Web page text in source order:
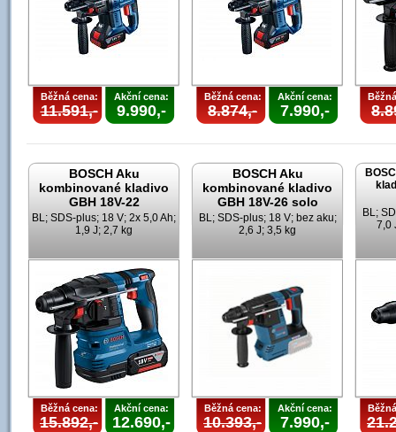
Běžná cena:
11.591,-
Akční cena:
9.990,-
Běžná cena:
8.874,-
Akční cena:
7.990,-
BOSCH Aku
kombinované kladivo
GBH 18V-22
BL; SDS-plus; 18 V; 2x 5,0 Ah;
1,9 J; 2,7 kg
Běžná cena:
15.892,-
Akční cena:
12.690,-
BOSCH Aku
kombinované kladivo
GBH 18V-26 solo
BL; SDS-plus; 18 V; bez aku;
2,6 J; 3,5 kg
Běžná cena:
10.393,-
Akční cena:
7.990,-
BL;
7,0